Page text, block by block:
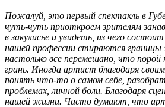
Пожалуй, это первый спектакль в
чуть-чуть приоткроем зрителям
в закулисье и увидеть, из чего
нашей профессии стираются
настолько все перемешано, что
грань. Иногда артист благодаря
понять что-то о самом себе,
проблемах, личной боли. Благодаря
нашей жизни. Часто думают, что